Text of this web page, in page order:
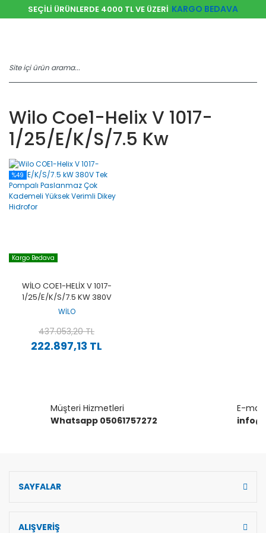
SEÇİLİ ÜRÜNLERDE 4000 TL VE ÜZERİ KARGO BEDAVA
Wilo Coe1-Helix V 1017-
1/25/e/k/s/7.5 Kw
%49
Kargo Bedava
WILO COE1-HELIX V 1017-
1/25/E/K/S/7.5 KW 380V
TEK POMPALI PASLANMAZ
VERIMLI DIKEY HIDROFOR
WİLO
222.897,13 TL
437.053,20 TL
Müşteri Hizmetleri
Whatsapp 05061757272
E-mail
SAYFALAR
ALIŞVERİŞ